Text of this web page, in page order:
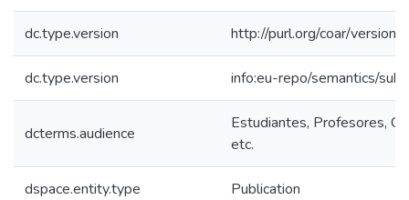
dc.type.version http://purl.org/coar/
dc.type.version info:eu-repo/semantics/
dcterms.audience
Estudiantes, Profesores,
etc.
dspace.entity.type Publication